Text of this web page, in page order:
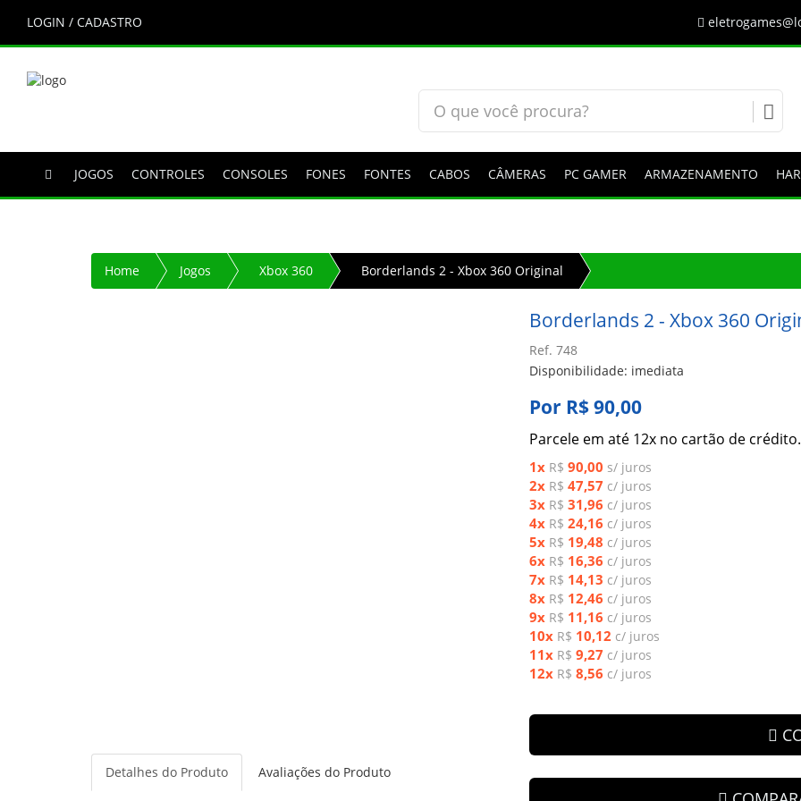
LOGIN / CADASTRO
JOGOS CONTROLES CONSOLES FONES FONTES CABOS CÂMERAS PC GAMER ARMAZENAMENTO
Home Jogos Xbox 360 Borderlands 2 - Xbox 360 Original
Borderlands 2 - Xbox 360
Ref. 748
Disponibilidade: imediata
Por R$ 90,00
Parcele em até 12x no cartão de crédito.
1x R$ 90,00 s/ juros
2x R$ 47,57 c/ juros
3x R$ 31,96 c/ juros
4x R$ 24,16 c/ juros
5x R$ 19,48 c/ juros
6x R$ 16,36 c/ juros
7x R$ 14,13 c/ juros
8x R$ 12,46 c/ juros
9x R$ 11,16 c/ juros
10x R$ 10,12 c/ juros
11x R$ 9,27 c/ juros
12x R$ 8,56 c/ juros
Detalhes do Produto Avaliações do Produto